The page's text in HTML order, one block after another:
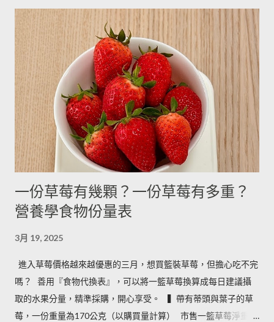
落擺放三個月。...
3.9g --------- --------- 可可粉 2g 6g 80g 乾酵母 3.3g 10g --------- 吉
利丁粉 3.3g 10g 細鹽 4.3g 13g ---------- 細砂糖 4g 13g 170g 粗砂
糖 4g 13g 170g 糖粉 2g 6g 100g 蜂蜜 7g 22g 290g 沙拉油 4g
14g 190g 鮮奶油 5g 15g 200g 奶油 4.5g 14g 205g 酥油 4g 13g
180g 牛奶 6g 17g 210g 煉乳 6g 17.5g 240g 優格 5g 15g 210g 清
水 5g 15g 200g 可可粉 2g 6g 80g 即溶咖啡 2g 6g 70g 葡萄乾 ----
- ------- 170g 引用自 Mami的魔法廚房 ...
一份草莓有幾顆？一份草莓有多重？
營養學食物份量表
3月 19, 2025
進入草莓價格越來越優惠的三月，想買籃裝草莓，但擔心吃不完
嗎？ ​ 善用『食物代換表』，可以將一籃草莓換算成每日建議攝
取的水果分量，精準採購，開心享受。 ​ ​ ▍帶有蒂頭與葉子的草
莓，一份重量為170公克（以購買量計算） ​ 市售一籃草莓淨重為